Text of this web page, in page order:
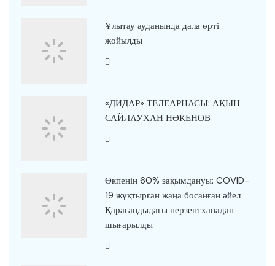
Ұлытау ауданында дала өрті
жойылды
«ДИДАР» ТЕЛЕАРНАСЫ: АҚЫН
САЙЛАУХАН НӘКЕНОВ
Өкпенің 60% зақымдануы: COVID-
19 жұқтырған жаңа босанған әйел
Қарағандыдағы перзентханадан
шығарылды